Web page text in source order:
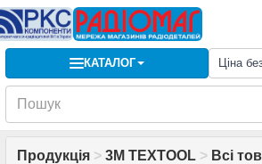
КАТАЛОГ Ціна
Продукція > 3M TEXTOOL > Всі